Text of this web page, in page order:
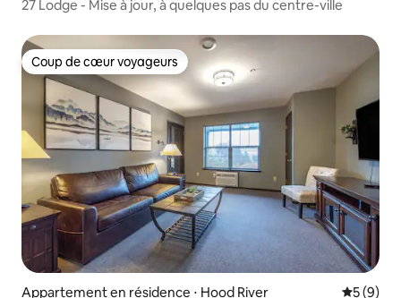
27 Lodge - Mise à jour, à quelques pas du centre-ville
Coup de cœur voyageurs
Coup de cœur voyageurs
Appartement en résidence ⋅ Hood River
5 (9)